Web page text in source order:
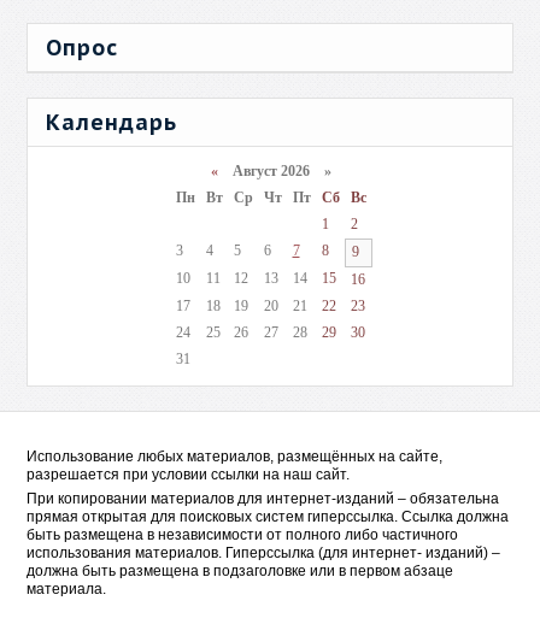
Опрос
Календарь
«Август 2026 »
Пн
Вт Ср Чт Пт Сб
Вс
1
2
3
4 5 6 7 8
9
10
11 12 13 14 15
16
17
18 19 20 21 22
23
24
25 26 27 28 29
30
31
Использование любых материалов, размещённых на сайте,
разрешается при условии ссылки на наш сайт.
При копировании материалов для интернет-изданий – обязательна
прямая открытая для поисковых систем гиперссылка. Ссылка должна
быть размещена в независимости от полного либо частичного
использования материалов. Гиперссылка (для интернет- изданий) –
должна быть размещена в подзаголовке или в первом абзаце
материала.